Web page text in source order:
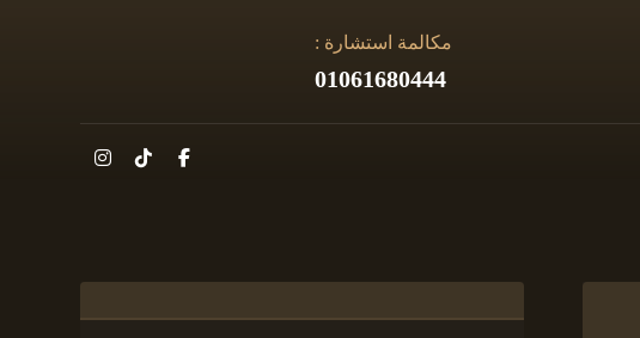
مكالمة استشارة :
01061680444